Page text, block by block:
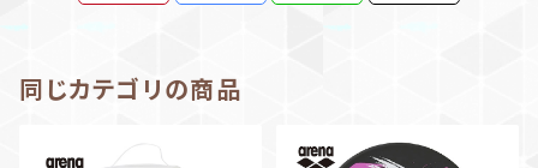
同じカテゴリの商品